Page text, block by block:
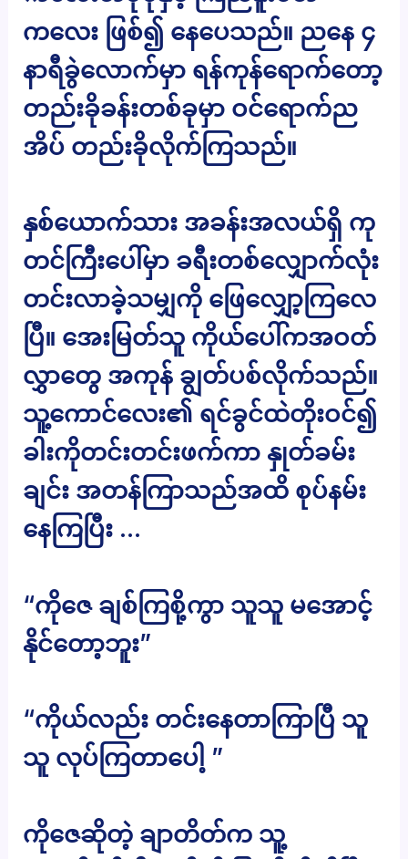
ကလေး ဖြစ်၍ နေပေသည်။ ညနေ ၄
နာရီခွဲလောက်မှာ ရန်ကုန်ရောက်တော့
တည်းခိုခန်းတစ်ခုမှာ ဝင်ရောက်ည
အိပ် တည်းခိုလိုက်ကြသည်။
နှစ်ယောက်သား အခန်းအလယ်ရှိ ကု
တင်ကြီးပေါ်မှာ ခရီးတစ်လျှောက်လုံး
တင်းလာခဲ့သမျှကို ဖြေလျှော့ကြလေ
ပြီ။ အေးမြတ်သူ ကိုယ်ပေါ်ကအဝတ်
လွှာတွေ အကုန် ချွတ်ပစ်လိုက်သည်။
သူ့ကောင်လေး၏ ရင်ခွင်ထဲတိုးဝင်၍
ခါးကိုတင်းတင်းဖက်ကာ နှုတ်ခမ်း
ချင်း အတန်ကြာသည်အထိ စုပ်နမ်း
နေကြပြီး …
“ကိုဇေ ချစ်ကြစို့ကွာ သူသူ မအောင့်
နိုင်တော့ဘူး”
“ကိုယ်လည်း တင်းနေတာကြာပြီ သူ
သူ လုပ်ကြတာပေါ့ ”
ကိုဇေဆိုတဲ့ ချာတိတ်က သူ့